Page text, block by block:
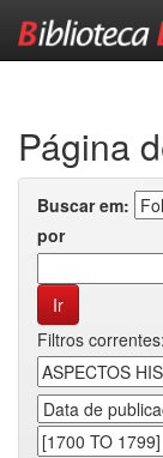
Página
Buscar em:
por
Filtros correntes: